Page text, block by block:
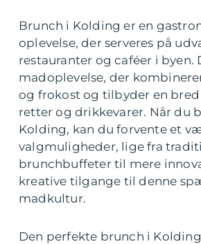
Brunch i Kolding er en
oplevelse, der serveres på
restauranter og caféer i byen.
madoplevelse, der
og frokost og tilbyder en
retter og drikkevarer. Når du
Kolding, kan du forvente et
valgmuligheder, lige fra
brunchbuffeter til mere
kreative tilgange til denne
madkultur.
Den perfekte brunch i